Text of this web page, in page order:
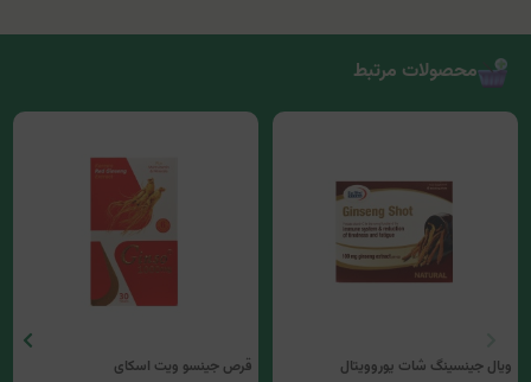
محصولات مرتبط
ویال جینسینگ شات یوروویتال قرص جینسو ویت اسکای